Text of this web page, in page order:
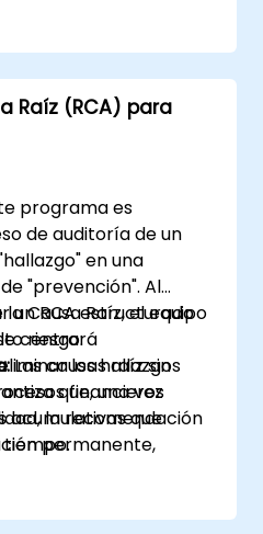
estrategias
de problemas.
los esfuerzos de
organizacional.
Raíz (RCA) para
programa es
de auditoría de un
en una
"prevención". Al
Causa Raíz, el equipo
centrará
los hallazgos
que, una vez
la recomendación
permanente,
la empresa.
un RCA estructurado
riesgo:
Las causas raíz sin
financieros
acumulativas que
tiempo.
de tiempo a
controles fallidos,